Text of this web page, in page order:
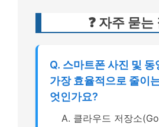
❓ 자주 묻는
Q. 스마트폰 사진 및 동
가장 효율적으로 줄이
엇인가요?
A. 클라우드 저장소